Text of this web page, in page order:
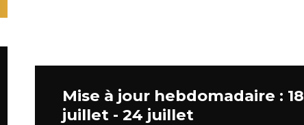
Mise à jour hebdomadaire : 18
juillet - 24 juillet